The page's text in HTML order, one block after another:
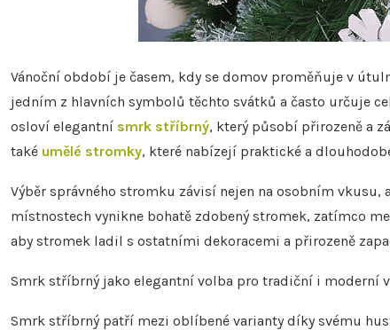
Vánoční období je časem, kdy se domov proměňuje v
jedním z hlavních symbolů těchto svátků a často určuje
osloví elegantní smrk stříbrný, který působí přirozeně a
také umělé stromky, které nabízejí praktické a
Výběr správného stromku závisí nejen na osobním
místnostech vynikne bohatě zdobený stromek, zatímco
aby stromek ladil s ostatními dekoracemi a přirozeně
Smrk stříbrný jako elegantní volba pro tradiční i moderní
Smrk stříbrný patří mezi oblíbené varianty díky svému